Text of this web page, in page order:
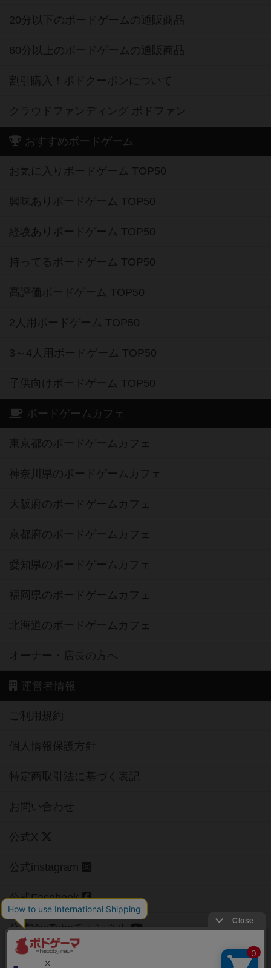
20分以下のボードゲームの通販商品
60分以上のボードゲームの通販商品
割引購入！ボドクーポンについて
クラウドファンディング ボドファン
おすすめボードゲーム
お気に入りボードゲーム TOP50
興味ありボードゲーム TOP50
経験ありボードゲーム TOP50
持ってるボードゲーム TOP50
高評価ボードゲーム TOP50
2人用ボードゲーム TOP50
3～4人用ボードゲーム TOP50
子供向けボードゲーム TOP50
ボードゲームカフェ
東京都のボードゲームカフェ
神奈川県のボードゲームカフェ
大阪府のボードゲームカフェ
京都府のボードゲームカフェ
愛知県のボードゲームカフェ
福岡県のボードゲームカフェ
北海道のボードゲームカフェ
オーナー・店長の方へ
運営者情報
ご利用規約
個人情報保護方針
特定商取引法に基づく表記
お問い合わせ
公式X
公式instagram
公式Facebook
公式YouTubeチャンネル